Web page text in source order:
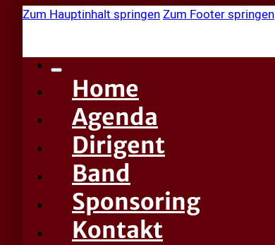
Zum Hauptinhalt springenZum Footer springen
Home
Agenda
Dirigent
Band
Sponsoring
Kontakt